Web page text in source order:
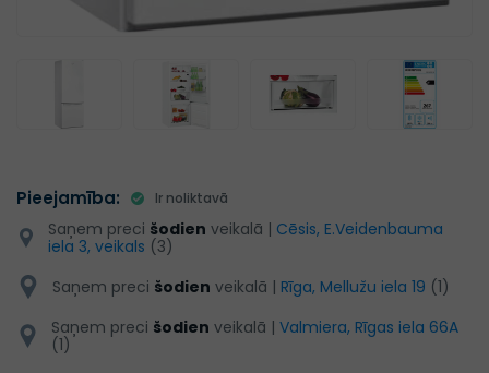
Pieejamība: Ir noliktavā
Saņem preci šodien veikalā | Cēsis, E.Veidenbauma
iela 3, veikals (3)
Saņem preci šodien veikalā | Rīga, Mellužu iela 19 (1)
Saņem preci šodien veikalā |Valmiera, Rīgas iela 66A
(1)